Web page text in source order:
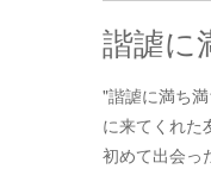
諧謔に
"諧謔に満ち
に来てくれた
初めて出会っ